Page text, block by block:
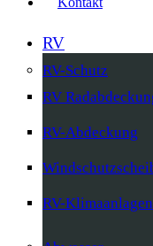
RV
RV-Schutz
RV
RV-Abdeckung
RV-